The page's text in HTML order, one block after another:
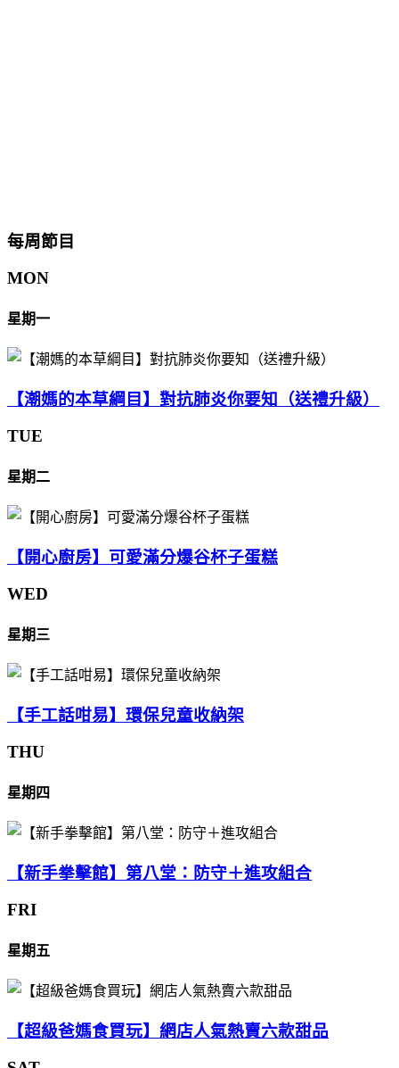
每周節目
MON
星期一
【潮媽的本草綱目】對抗肺炎你要知（送禮升級）
TUE
星期二
【開心廚房】可愛滿分爆谷杯子蛋糕
WED
星期三
【手工話咁易】環保兒童收納架
THU
星期四
【新手拳擊館】第八堂：防守＋進攻組合
FRI
星期五
【超級爸媽食買玩】網店人氣熱賣六款甜品